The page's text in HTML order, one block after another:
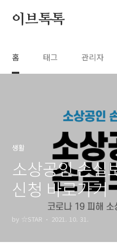
이브톡톡
홈 태그 관리자
생활
소상공인 손실
신청 바로가기
by ☆STAR 2021. 10. 31.